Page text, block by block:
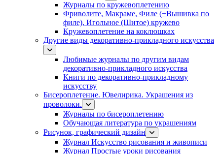
Журналы по кружевоплетению
Фриволите, Макраме, Филе (+Вышивка по
филе), Игольное (Шитое) кружево
Кружевоплетение на коклюшках
Другие виды декоративно-прикладного искусства
Любимые журналы по другим видам
декоративно-прикладного искусства
Книги по декоративно-прикладному
искусству
Бисероплетение. Ювелирика. Украшения из
проволоки.
Журналы по бисероплетению
Обучающая литература по украшениям
Рисунок, графический дизайн
Журнал Искусство рисования и живописи
Журнал Простые уроки рисования